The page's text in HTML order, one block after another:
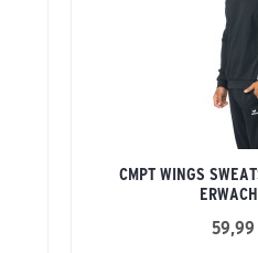
CMPT WINGS